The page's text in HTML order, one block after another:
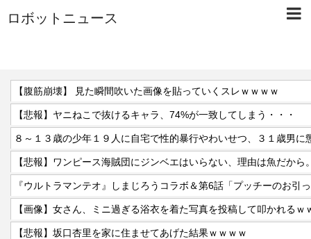
ロボットニュース
【腹筋崩壊】 見た瞬間吹いた画像を貼っていくスレｗｗｗｗ
【悲報】ヤニねこで抜けるキャラ、74%が一致してしまう・・・
８～１３歳の少年１９人に自宅で性的暴行やわいせつ、３１歳男に
【悲報】ワンピース海賊団にジンベエはいらない、理由は魚だから
『ウルトラマンテオ』しまじろうコラボ＆第6話「プッチーのお引
【画像】女さん、ミニ過ぎる浴衣を着た写真を投稿して叩かれるｗ
【悲報】坂口杏里を家に住ませてあげた結果ｗｗｗｗ